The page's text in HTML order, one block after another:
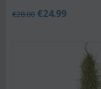
€28.00 €24.99